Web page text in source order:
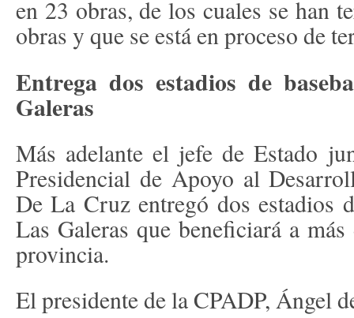
en 23 obras, de los cuales se han
obras y que se está en proceso de
Entrega dos estadios de
Galeras
Más adelante el jefe de Estado
Presidencial de Apoyo al
De La Cruz entregó dos estadios
Las Galeras que beneficiará a
provincia.
El presidente de la CPADP, Ángel